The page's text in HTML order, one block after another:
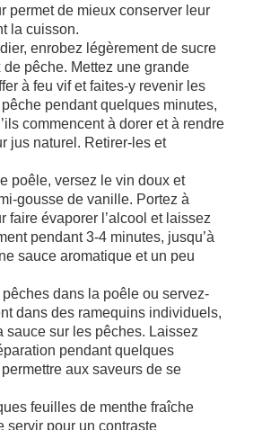
permet de mieux conserver leur
la cuisson.
enrobez légèrement de sucre
de pêche. Mettez une grande
à feu vif et faites-y revenir les
pendant quelques minutes,
commencent à dorer et à rendre
jus naturel. Retirer-les et
poêle, versez le vin doux et
gousse de vanille. Portez à
faire évaporer l’alcool et laissez
pendant 3-4 minutes, jusqu’à
sauce aromatique et un peu
pêches dans la poêle ou servez-
dans des ramequins individuels,
sauce sur les pêches. Laissez
pendant quelques
aux saveurs de se
feuilles de menthe fraîche
servir pour un contraste